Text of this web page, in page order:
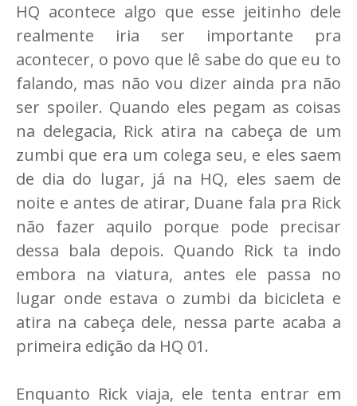
HQ acontece algo que esse jeitinho dele
realmente iria ser importante pra
acontecer, o povo que lê sabe do que eu to
falando, mas não vou dizer ainda pra não
ser spoiler. Quando eles pegam as coisas
na delegacia, Rick atira na cabeça de um
zumbi que era um colega seu, e eles saem
de dia do lugar, já na HQ, eles saem de
noite e antes de atirar, Duane fala pra Rick
não fazer aquilo porque pode precisar
dessa bala depois. Quando Rick ta indo
embora na viatura, antes ele passa no
lugar onde estava o zumbi da bicicleta e
atira na cabeça dele, nessa parte acaba a
primeira edição da HQ 01.
Enquanto Rick viaja, ele tenta entrar em